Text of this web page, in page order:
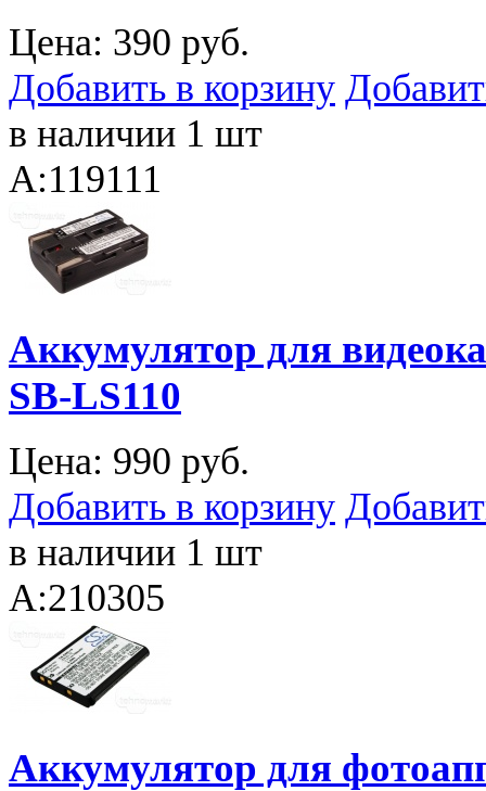
Цена: 390 руб.
Добавить в корзину
в наличии 1 шт
A:119111
Аккумулятор для
SB-LS110
Цена: 990 руб.
Добавить в корзину
в наличии 1 шт
A:210305
Аккумулятор для